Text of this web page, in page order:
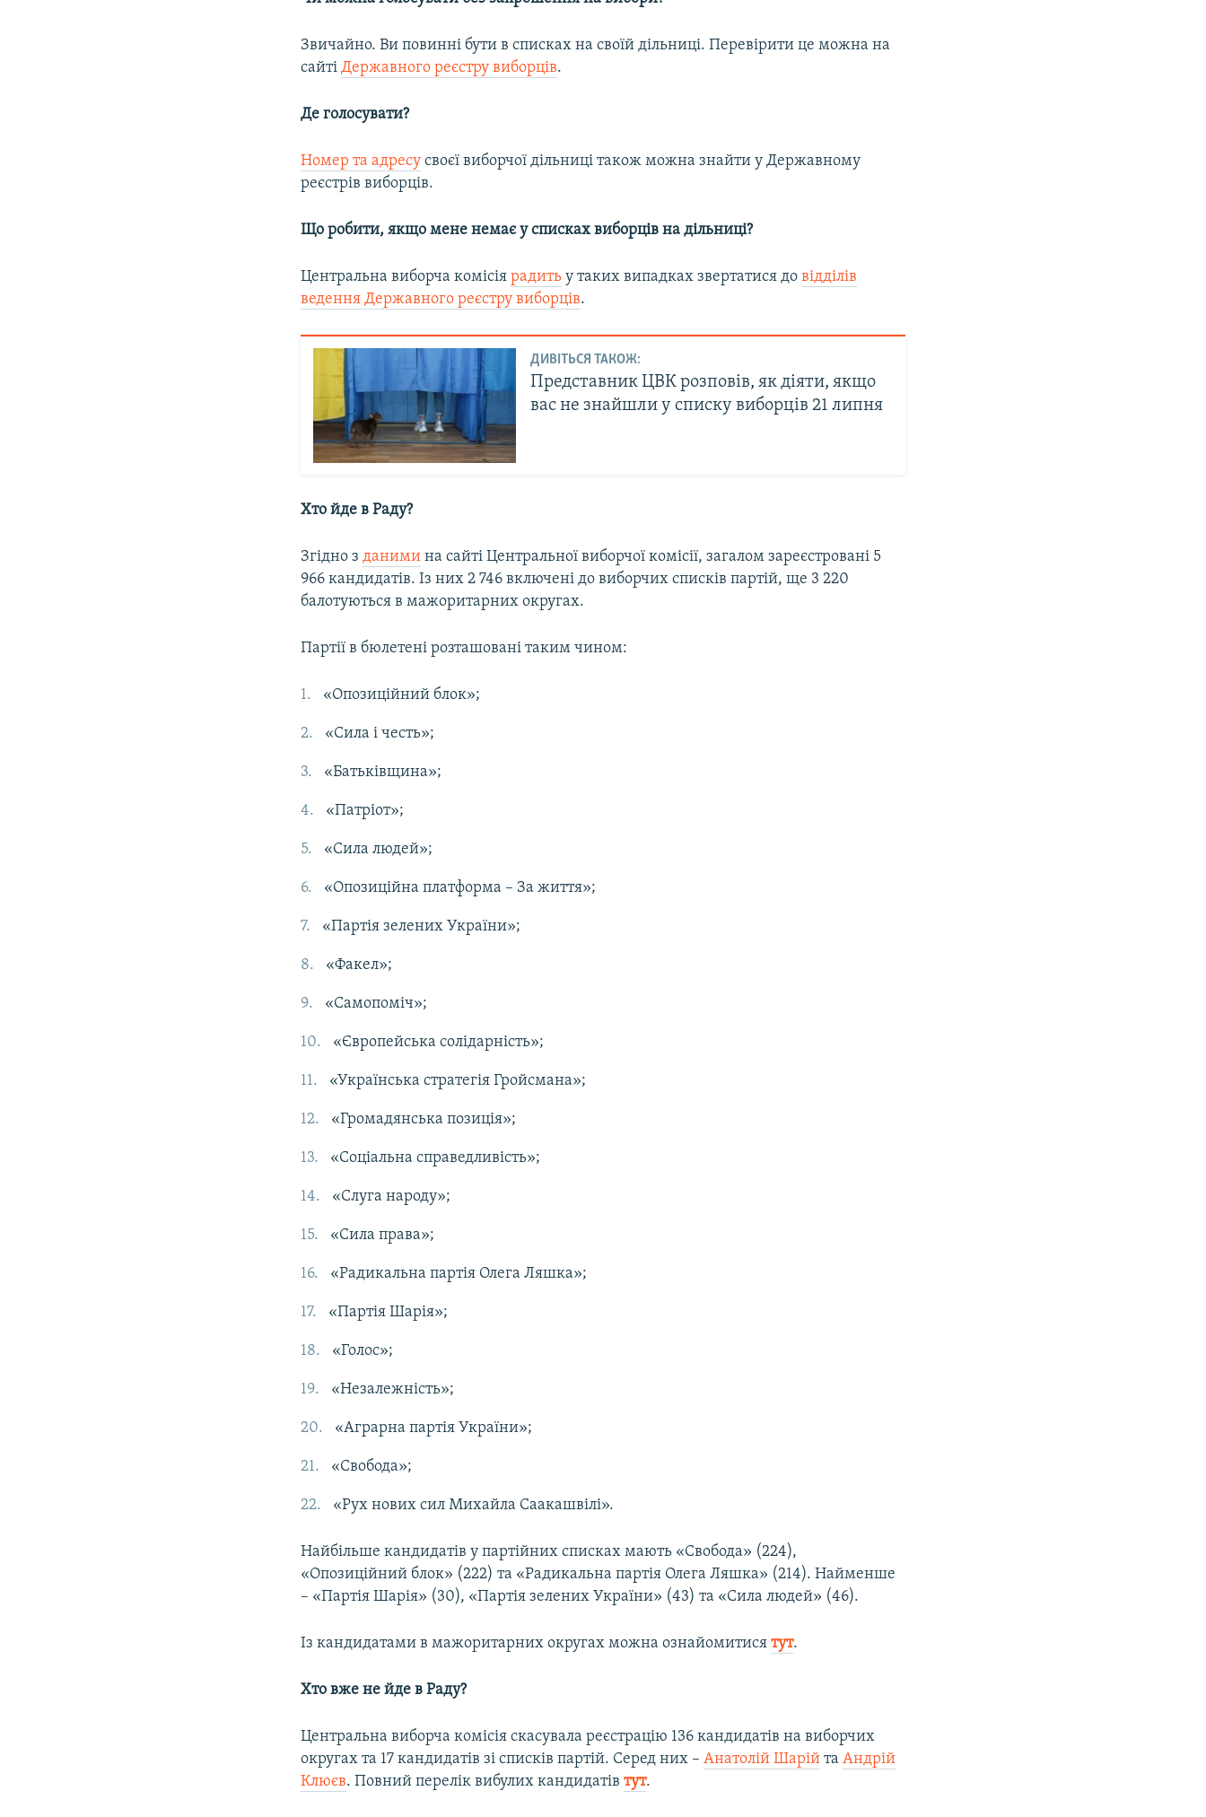
Звичайно. Ви повинні бути в списках на своїй дільниці. Перевірити це можна на
сайтіДержавного реєстру виборців.
Де голосувати?
Номер та адресу своєї виборчої дільниці також можна знайти у Державному
реєстрів виборців.
Що робити, якщо мене немає у списках виборців на дільниці?
Центральна виборча комісіярадить у таких випадках звертатися довідділів
ведення Державного реєстру виборців.
ДИВІТЬСЯ ТАКОЖ:
Представник ЦВК розповів, як діяти, якщо
вас не знайшли у списку виборців 21 липня
Хто йде в Раду?
Згідно зданими на сайті Центральної виборчої комісії, загалом зареєстровані 5
966 кандидатів. Із них 2 746 включені до виборчих списків партій, ще 3 220
балотуються в мажоритарних округах.
Партії в бюлетені розташовані таким чином:
«Опозиційний блок»;
«Сила і честь»;
«Батьківщина»;
«Патріот»;
«Сила людей»;
«Опозиційна платформа – За життя»;
«Партія зелених України»;
«Факел»;
«Самопоміч»;
«Європейська солідарність»;
«Українська стратегія Гройсмана»;
«Громадянська позиція»;
«Соціальна справедливість»;
«Слуга народу»;
«Сила права»;
«Радикальна партія Олега Ляшка»;
«Партія Шарія»;
«Голос»;
«Незалежність»;
«Аграрна партія України»;
«Свобода»;
«Рух нових сил Михайла Саакашвілі».
Найбільше кандидатів у партійних списках мають «Свобода» (224),
«Опозиційний блок» (222) та «Радикальна партія Олега Ляшка» (214). Найменше
– «Партія Шарія» (30), «Партія зелених України» (43) та «Сила людей» (46).
Із кандидатами в мажоритарних округах можна ознайомитисятут.
Хто вже не йде в Раду?
Центральна виборча комісія скасувала реєстрацію 136 кандидатів на виборчих
округах та 17 кандидатів зі списків партій. Серед них –Анатолій Шарій таАндрій
Клюєв. Повний перелік вибулих кандидатівтут.